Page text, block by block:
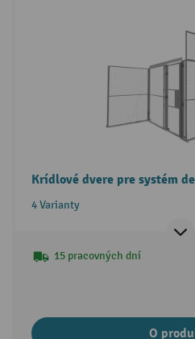
Krídlové dvere pre systém
4 Varianty
15 pracovných dní
O